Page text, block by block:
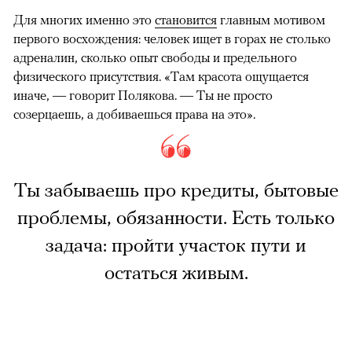
Для многих именно это становится главным мотивом
первого восхождения: человек ищет в горах не столько
адреналин, сколько опыт свободы и предельного
физического присутствия. «Там красота ощущается
иначе, — говорит Полякова. — Ты не просто
созерцаешь, а добиваешься права на это».
Ты забываешь про кредиты, бытовые
проблемы, обязанности. Есть только
задача: пройти участок пути и
остаться живым.